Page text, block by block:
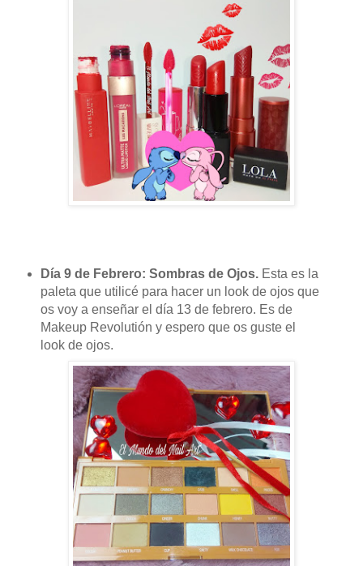
Día 9 de Febrero: Sombras de Ojos. Esta es la
paleta que utilicé para hacer un look de ojos que
os voy a enseñar el día 13 de febrero. Es de
Makeup Revolutión y espero que os guste el
look de ojos.